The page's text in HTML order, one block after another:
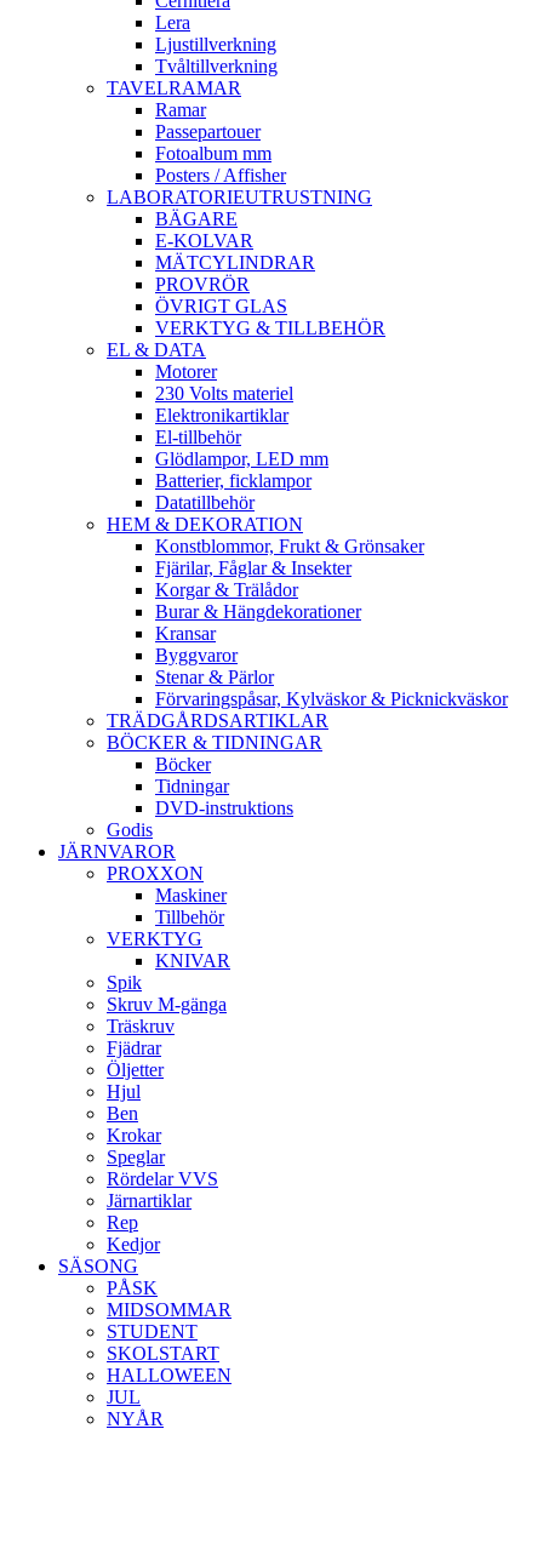
Lera
Ljustillverkning
Tvåltillverkning
TAVELRAMAR
Ramar
Passepartouer
Fotoalbum mm
Posters / Affisher
LABORATORIEUTRUSTNING
BÄGARE
E-KOLVAR
MÄTCYLINDRAR
PROVRÖR
ÖVRIGT GLAS
VERKTYG & TILLBEHÖR
EL & DATA
Motorer
230 Volts materiel
Elektronikartiklar
El-tillbehör
Glödlampor, LED mm
Batterier, ficklampor
Datatillbehör
HEM & DEKORATION
Konstblommor, Frukt & Grönsaker
Fjärilar, Fåglar & Insekter
Korgar & Trälådor
Burar & Hängdekorationer
Kransar
Byggvaror
Stenar & Pärlor
Förvaringspåsar, Kylväskor & Picknickväskor
TRÄDGÅRDSARTIKLAR
BÖCKER & TIDNINGAR
Böcker
Tidningar
DVD-instruktions
Godis
JÄRNVAROR
PROXXON
Maskiner
Tillbehör
VERKTYG
KNIVAR
Spik
Skruv M-gänga
Träskruv
Fjädrar
Öljetter
Hjul
Ben
Krokar
Speglar
Rördelar VVS
Järnartiklar
Rep
Kedjor
SÄSONG
PÅSK
MIDSOMMAR
STUDENT
SKOLSTART
HALLOWEEN
JUL
NYÅR